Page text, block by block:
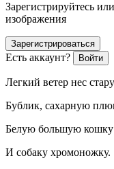
Зарегистрируйтесь
изображения
Зарегистрироваться
Есть аккаунт? Войти
Легкий ветер нес
Бублик, сахарную
Белую большую кошку
И собаку хромоножку.